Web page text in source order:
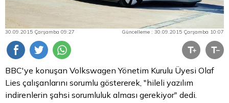
30.09.2015 Çarşamba 09:27 Güncelleme : 30.09.2015 Çarşamba 10:07
BBC'ye konuşan Volkswagen Yönetim Kurulu Üyesi Olaf
Lies çalışanlarını sorumlu göstererek, "hileli yazılım
indirenlerin şahsi sorumluluk alması gerekiyor" dedi.